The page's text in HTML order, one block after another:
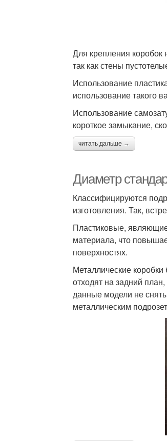
Для крепления коробок
так как стены
Использование
использование такого
Использование
короткое замыкание,
читать дальше →
Диаметр
Классифицируются
изготовления. Так,
Пластиковые,
материала, что
поверхностях.
Металлические коробки
отходят на задний
данные модели не
металлическим